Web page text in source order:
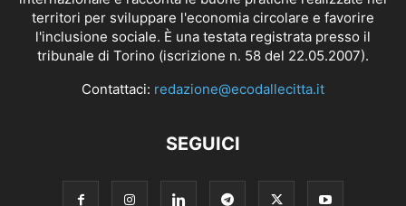
territori per sviluppare l'economia circolare e favorire
l'inclusione sociale. È una testata registrata presso il
tribunale di Torino (iscrizione n. 58 del 22.05.2007).
Contattaci: redazione@ecodallecitta.it
SEGUICI